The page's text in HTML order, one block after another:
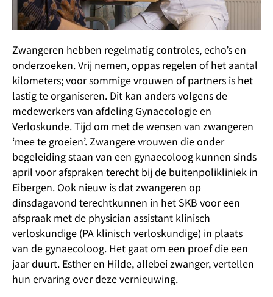
Zwangeren hebben regelmatig controles, echo’s en
onderzoeken. Vrij nemen, oppas regelen of het aantal
kilometers; voor sommige vrouwen of partners is het
lastig te organiseren. Dit kan anders volgens de
medewerkers van afdeling Gynaecologie en
Verloskunde. Tijd om met de wensen van zwangeren
‘mee te groeien’. Zwangere vrouwen die onder
begeleiding staan van een gynaecoloog kunnen sinds
april voor afspraken terecht bij de buitenpolikliniek in
Eibergen. Ook nieuw is dat zwangeren op
dinsdagavond terechtkunnen in het SKB voor een
afspraak met de physician assistant klinisch
verloskundige (PA klinisch verloskundige) in plaats
van de gynaecoloog. Het gaat om een proef die een
jaar duurt. Esther en Hilde, allebei zwanger, vertellen
hun ervaring over deze vernieuwing.